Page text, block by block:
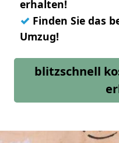
erhalten!
✓ Finden Sie das
Umzug!
blitzschnell